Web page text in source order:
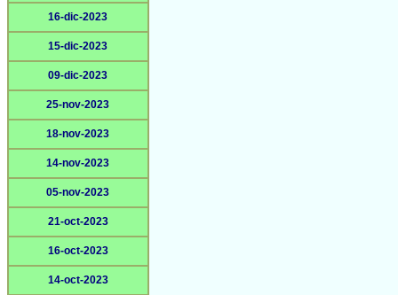
16-dic-2023
15-dic-2023
09-dic-2023
25-nov-2023
18-nov-2023
14-nov-2023
05-nov-2023
21-oct-2023
16-oct-2023
14-oct-2023